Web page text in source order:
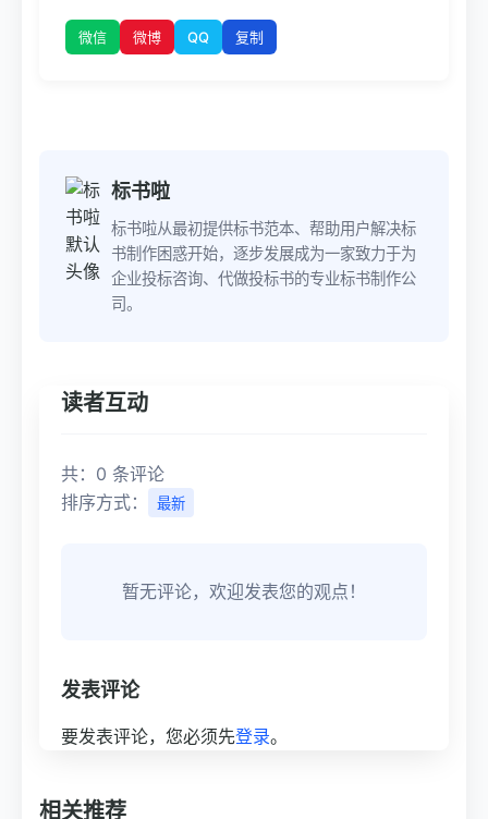
微信 微博 QQ 复制
标书啦
标书啦从最初提供标书范本、帮助用户解决标
书制作困惑开始，逐步发展成为一家致力于为
企业投标咨询、代做投标书的专业标书制作公
司。
读者互动
共：0 条评论
排序方式：
最新
暂无评论，欢迎发表您的观点！
发表评论
要发表评论，您必须先登录。
相关推荐